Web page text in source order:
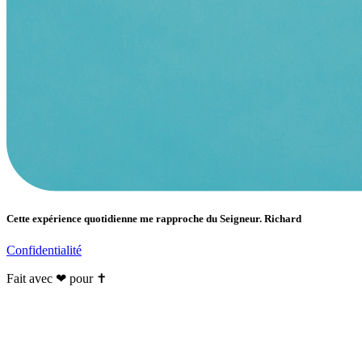
Cette expérience quotidienne me rapproche du Seigneur. Richard
Confidentialité
Fait avec ❤ pour ✝️️